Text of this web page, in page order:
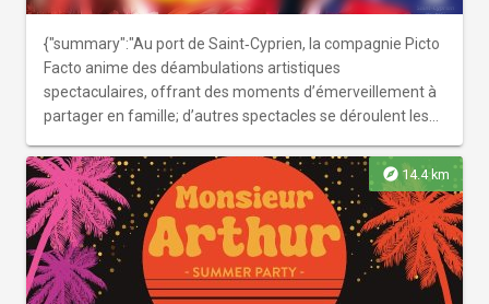
{"summary":"Au port de Saint‑Cyprien, la compagnie Picto
Facto anime des déambulations artistiques
spectaculaires, offrant des moments d’émerveillement à
partager en famille; d’autres spectacles se déroulent les
explore 14.4 km